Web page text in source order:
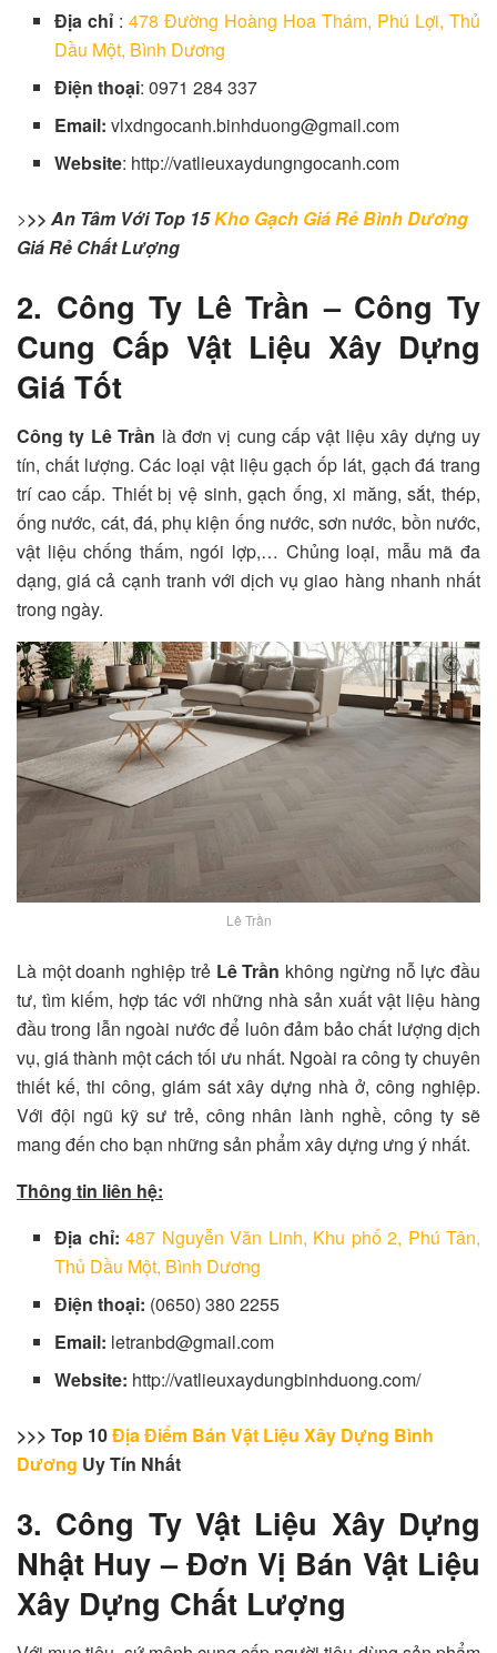
Địa chỉ :478 Đường Hoàng Hoa Thám, Phú Lợi, Thủ
Dầu Một, Bình Dương
Điện thoại: 0971 284 337
Email: vlxdngocanh.binhduong@gmail.com
Website: http://vatlieuxaydungngocanh.com
>>> An Tâm Với Top 15Kho Gạch Giá Rẻ Bình Dương
Giá Rẻ Chất Lượng
2. Công Ty Lê Trần – Công Ty
Cung Cấp Vật Liệu Xây Dựng
Giá Tốt
Công ty Lê Trần là đơn vị cung cấp vật liệu xây dựng uy
tín, chất lượng. Các loại vật liệu gạch ốp lát, gạch đá trang
trí cao cấp. Thiết bị vệ sinh, gạch ống, xi măng, sắt, thép,
ống nước, cát, đá, phụ kiện ống nước, sơn nước, bồn nước,
vật liệu chống thấm, ngói lợp,… Chủng loại, mẫu mã đa
dạng, giá cả cạnh tranh với dịch vụ giao hàng nhanh nhất
trong ngày.
Lê Trần
Là một doanh nghiệp trẻLê Trần không ngừng nỗ lực đầu
tư, tìm kiếm, hợp tác với những nhà sản xuất vật liệu hàng
đầu trong lẫn ngoài nước để luôn đảm bảo chất lượng dịch
vụ, giá thành một cách tối ưu nhất. Ngoài ra công ty chuyên
thiết kế, thi công, giám sát xây dựng nhà ở, công nghiệp.
Với đội ngũ kỹ sư trẻ, công nhân lành nghề, công ty sẽ
mang đến cho bạn những sản phẩm xây dựng ưng ý nhất.
Thông tin liên hệ:
Địa chỉ:487 Nguyễn Văn Linh, Khu phố 2, Phú Tân,
Thủ Dầu Một, Bình Dương
Điện thoại: (0650) 380 2255
Email: letranbd@gmail.com
Website: http://vatlieuxaydungbinhduong.com/
>>> Top 10Địa Điểm Bán Vật Liệu Xây Dựng Bình
Dương Uy Tín Nhất
3. Công Ty Vật Liệu Xây Dựng
Nhật Huy – Đơn Vị Bán Vật Liệu
Xây Dựng Chất Lượng